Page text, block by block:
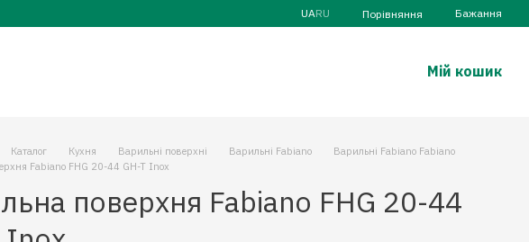
UARU Порівняння Бажання
Мій кошик
Каталог Кухня Варильні поверхні Варильні Fabiano
Варильні Fabiano Fabiano
Fabiano FHG 20-44 GH-T Inox
поверхня Fabiano FHG 20-44